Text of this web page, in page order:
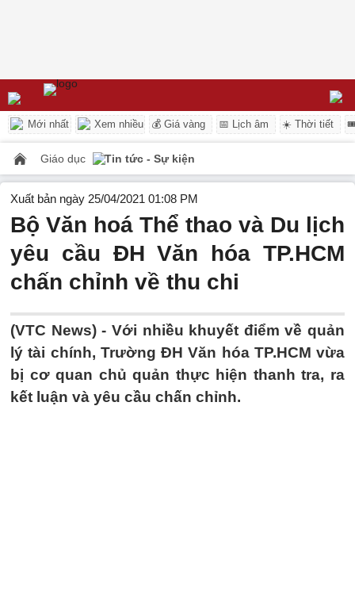
Mới nhất Xem nhiều 💰 Giá vàng 📅 Lịch âm ☀️ Thời tiết
Giáo dục Tin tức - Sự kiện
Xuất bản ngày 25/04/2021 01:08 PM
Bộ Văn hoá Thể thao và Du lịch
yêu cầu ĐH Văn hóa TP.HCM
chấn chỉnh về thu chi
(VTC News) - Với nhiều khuyết điểm về quản
lý tài chính, Trường ĐH Văn hóa TP.HCM vừa
bị cơ quan chủ quản thực hiện thanh tra, ra
kết luận và yêu cầu chấn chỉnh.